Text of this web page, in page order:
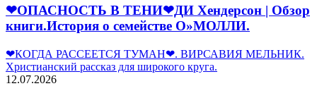
❤ОПАСНОСТЬ В ТЕНИ❤ДИ Хендерсон | Обзор
книги.История о семействе О»МОЛЛИ.
❤КОГДА РАССЕЕТСЯ ТУМАН❤. ВИРСАВИЯ МЕЛЬНИК.
Христианский рассказ для широкого круга.
12.07.2026